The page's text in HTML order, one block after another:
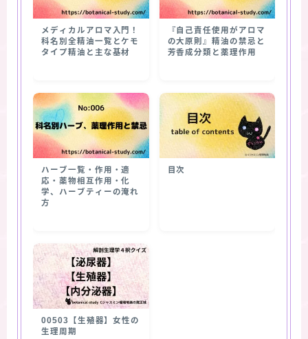
メディカルアロマ入門！
科名別全精油一覧とケモ
タイプ精油と主な基材
『自己責任使用がアロマ
の大原則』精油の禁忌と
芳香成分類と薬理作用
ハーブ一覧・作用・適
応・薬物相互作用・化
学、ハーブティーの淹れ
方
目次
00503【生殖器】女性の
生理周期